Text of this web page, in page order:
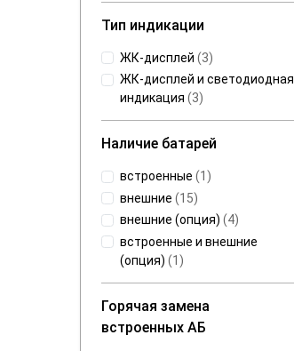
Тип индикации
ЖК-дисплей (3)
ЖК-дисплей и светодиодная
индикация (3)
Наличие батарей
встроенные (1 )
внешние (15)
внешние (опция) (4)
встроенные и внешние
(опция) (1 )
Горячая замена
встроенных АБ